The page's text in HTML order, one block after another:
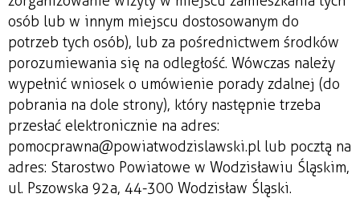
osób lub w innym miejscu dostosowanym do
potrzeb tych osób), lub za pośrednictwem środków
porozumiewania się na odległość. Wówczas należy
wypełnić wniosek o umówienie porady zdalnej (do
pobrania na dole strony), który następnie trzeba
przesłać elektronicznie na adres:
pomocprawna@powiatwodzislawski.pl lub pocztą na
adres: Starostwo Powiatowe w Wodzisławiu Śląskim,
ul. Pszowska 92a, 44-300 Wodzisław Śląski.